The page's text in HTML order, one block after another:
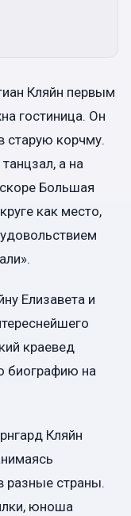
Кляйн первым
гостиница. Он
старую корчму.
а на
Большая
как место,
Елизавета и
краевед
биографию на
Кляйн
разные страны.
юноша